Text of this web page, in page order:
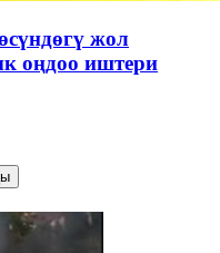
жол
оңдоо иштери